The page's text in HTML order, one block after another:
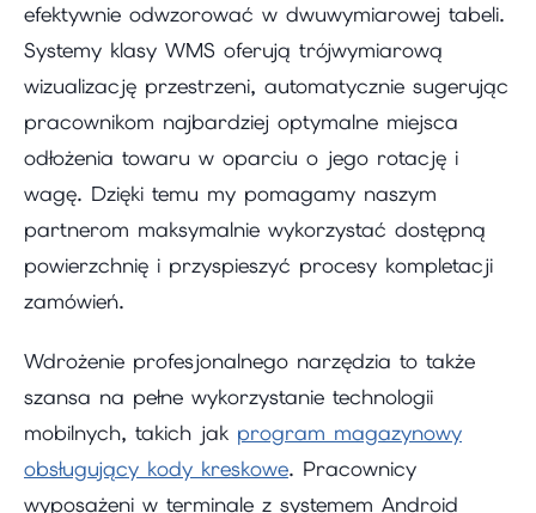
efektywnie odwzorować w dwuwymiarowej tabeli.
Systemy klasy WMS oferują trójwymiarową
wizualizację przestrzeni, automatycznie sugerując
pracownikom najbardziej optymalne miejsca
odłożenia towaru w oparciu o jego rotację i
wagę. Dzięki temu my pomagamy naszym
partnerom maksymalnie wykorzystać dostępną
powierzchnię i przyspieszyć procesy kompletacji
zamówień.
Wdrożenie profesjonalnego narzędzia to także
szansa na pełne wykorzystanie technologii
mobilnych, takich jak program magazynowy
obsługujący kody kreskowe. Pracownicy
wyposażeni w terminale z systemem Android